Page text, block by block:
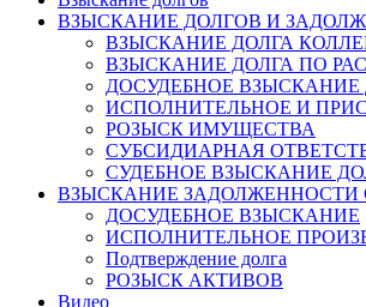
ВЗЫСКАНИЕ ДОЛГОВ И
ВЗЫСКАНИЕ ДОЛГА
ВЗЫСКАНИЕ ДОЛГА ПО
ДОСУДЕБНОЕ ВЗЫСКАНИЕ
ИСПОЛНИТЕЛЬНОЕ И
РОЗЫСК ИМУЩЕСТВА
СУБСИДИАРНАЯ
СУДЕБНОЕ ВЗЫСКАНИЕ
ВЗЫСКАНИЕ
ДОСУДЕБНОЕ ВЗЫСКАНИЕ
ИСПОЛНИТЕЛЬНОЕ
Подтверждение долга
РОЗЫСК АКТИВОВ
Видео